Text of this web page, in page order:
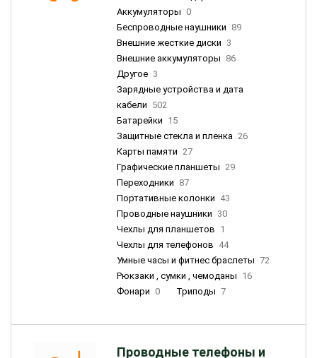
Аккумуляторы 0
Беспроводные наушники 89
Внешние жесткие диски 3
Внешние аккумуляторы 86
Другое 3
Зарядные устройства и дата
кабели 502
Батарейки 15
Защитные стекла и пленка 26
Карты памяти 27
Графические планшеты 29
Переходники 87
Портативные колонки 43
Проводные наушники 30
Чехлы для планшетов 1
Чехлы для телефонов 44
Умные часы и фитнес браслеты 72
Рюкзаки , сумки , чемоданы 16
Фонари 0 Триподы 7
Проводные телефоны и